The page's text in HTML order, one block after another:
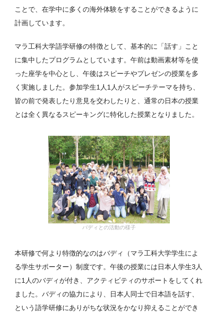
ことで、在学中に多くの海外体験をすることができるように
計画しています。
マラ工科大学語学研修の特徴として、基本的に「話す」こと
に集中したプログラムとしています。午前は動画素材等を使
った座学を中心とし、午後はスピーチやプレゼンの授業を多
く実施しました。参加学生1人1人がスピーチテーマを持ち、
皆の前で発表したり意見を交わしたりと、通常の日本の授業
とは全く異なるスピーキングに特化した授業となりました。
バディとの活動の様子
本研修で何より特徴的なのはバディ（マラ工科大学学生によ
る学生サポーター）制度です。午後の授業には日本人学生3人
に1人のバディが付き、アクティビティのサポートをしてくれ
ました。バディの協力により、日本人同士で日本語を話す、
という語学研修にありがちな状況をかなり抑えることができ